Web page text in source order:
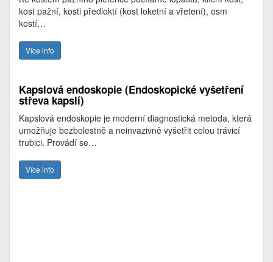
kost pažní, kosti předloktí (kost loketní a vřetení), osm
kostí…
Více info
Kapslová endoskopie (Endoskopické vyšetření
střeva kapslí)
Kapslová endoskopie je moderní diagnostická metoda, která
umožňuje bezbolestně a neinvazivně vyšetřit celou trávicí
trubici. Provádí se…
Více info